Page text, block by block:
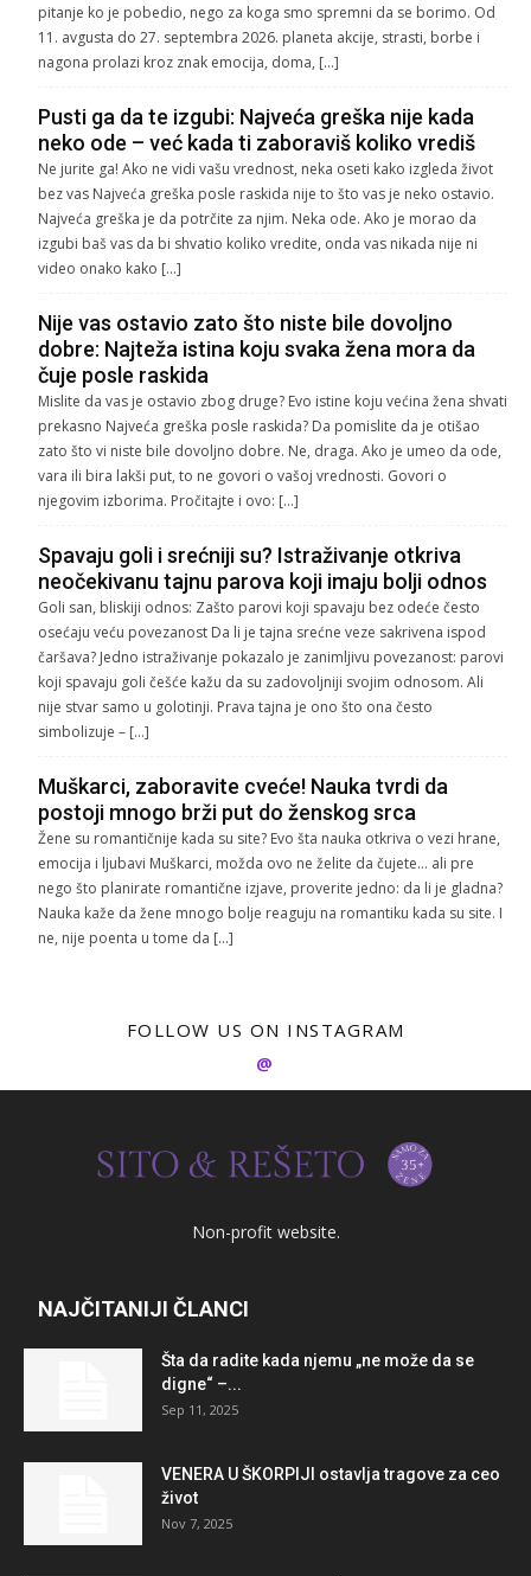
pitanje ko je pobedio, nego za koga smo spremni da se borimo. Od
11. avgusta do 27. septembra 2026. planeta akcije, strasti, borbe i
nagona prolazi kroz znak emocija, doma, […]
Pusti ga da te izgubi: Najveća greška nije kada
neko ode – već kada ti zaboraviš koliko vrediš
Ne jurite ga! Ako ne vidi vašu vrednost, neka oseti kako izgleda život
bez vas Najveća greška posle raskida nije to što vas je neko ostavio.
Najveća greška je da potrčite za njim. Neka ode. Ako je morao da
izgubi baš vas da bi shvatio koliko vredite, onda vas nikada nije ni
video onako kako […]
Nije vas ostavio zato što niste bile dovoljno
dobre: Najteža istina koju svaka žena mora da
čuje posle raskida
Mislite da vas je ostavio zbog druge? Evo istine koju većina žena shvati
prekasno Najveća greška posle raskida? Da pomislite da je otišao
zato što vi niste bile dovoljno dobre. Ne, draga. Ako je umeo da ode,
vara ili bira lakši put, to ne govori o vašoj vrednosti. Govori o
njegovim izborima. Pročitajte i ovo: […]
Spavaju goli i srećniji su? Istraživanje otkriva
neočekivanu tajnu parova koji imaju bolji odnos
Goli san, bliskiji odnos: Zašto parovi koji spavaju bez odeće često
osećaju veću povezanost Da li je tajna srećne veze sakrivena ispod
čaršava? Jedno istraživanje pokazalo je zanimljivu povezanost: parovi
koji spavaju goli češće kažu da su zadovoljniji svojim odnosom. Ali
nije stvar samo u golotinji. Prava tajna je ono što ona često
simbolizuje – […]
Muškarci, zaboravite cveće! Nauka tvrdi da
postoji mnogo brži put do ženskog srca
Žene su romantičnije kada su site? Evo šta nauka otkriva o vezi hrane,
emocija i ljubavi Muškarci, možda ovo ne želite da čujete… ali pre
nego što planirate romantične izjave, proverite jedno: da li je gladna?
Nauka kaže da žene mnogo bolje reaguju na romantiku kada su site. I
ne, nije poenta u tome da […]
FOLLOW US ON INSTAGRAM
@
Non-profit website.
NAJČITANIJI ČLANCI
Šta da radite kada njemu „ne može da se
digne“ –...
Sep 11, 2025
VENERA U ŠKORPIJI ostavlja tragove za ceo
život
Nov 7, 2025